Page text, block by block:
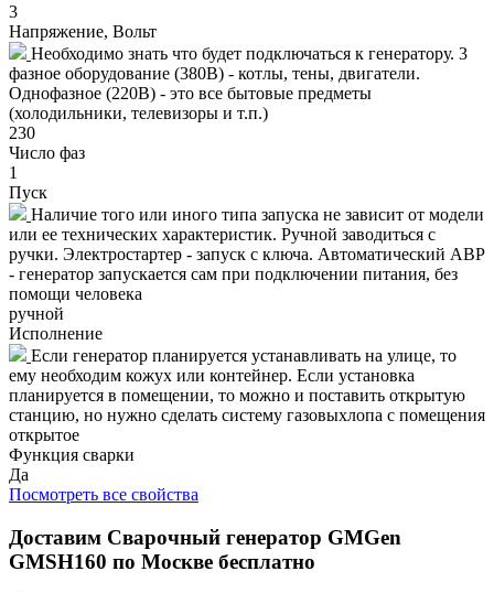
3
Напряжение, Вольт
Необходимо знать что будет подключаться к генератору. 3
фазное оборудование (380В) - котлы, тены, двигатели.
Однофазное (220В) - это все бытовые предметы
(холодильники, телевизоры и т.п.)
230
Число фаз
1
Пуск
Наличие того или иного типа запуска не зависит от модели
или ее технических характеристик. Ручной заводиться с
ручки. Электростартер - запуск с ключа. Автоматический АВР
- генератор запускается сам при подключении питания, без
помощи человека
ручной
Исполнение
Если генератор планируется устанавливать на улице, то
ему необходим кожух или контейнер. Если установка
планируется в помещении, то можно и поставить открытую
станцию, но нужно сделать систему газовыхлопа с помещения
открытое
Функция сварки
Да
Посмотреть все свойства
Доставим Сварочный генератор GMGen
GMSH160 по Москве бесплатно